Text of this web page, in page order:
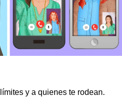
y a quienes te rodean.